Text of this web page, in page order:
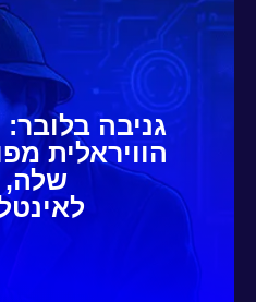
גניבה
הוויראלית
שלה,